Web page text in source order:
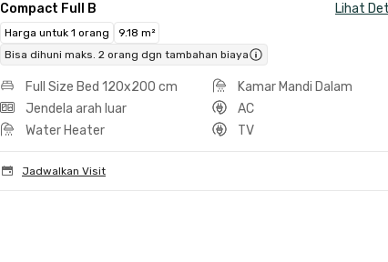
Compact Full B Lihat
Harga untuk 1 orang
9.18 m²
Bisa dihuni maks. 2 orang dgn tambahan biaya
Full Size Bed 120x200 cm
Kamar Mandi Dalam
Jendela arah luar
AC
Water Heater
TV
Jadwalkan Visit